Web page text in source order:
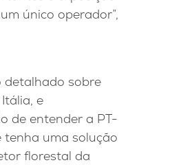
único operador”,
detalhado sobre
e
de entender a PT-
uma solução
florestal da